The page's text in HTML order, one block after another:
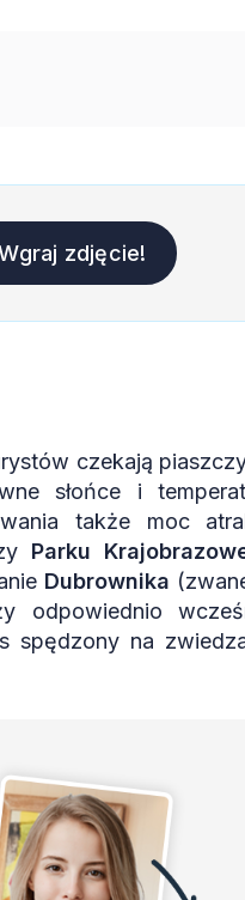
zdjęcie!
czekają
słońce i
także moc
Parku
Dubrownika
odpowiednio
spędzony na